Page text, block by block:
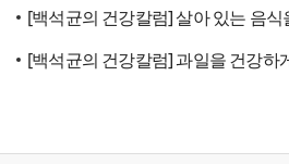
[백석균의 건강칼럼] 살아 있는 음식
[백석균의 건강칼럼] 과일을 건강하